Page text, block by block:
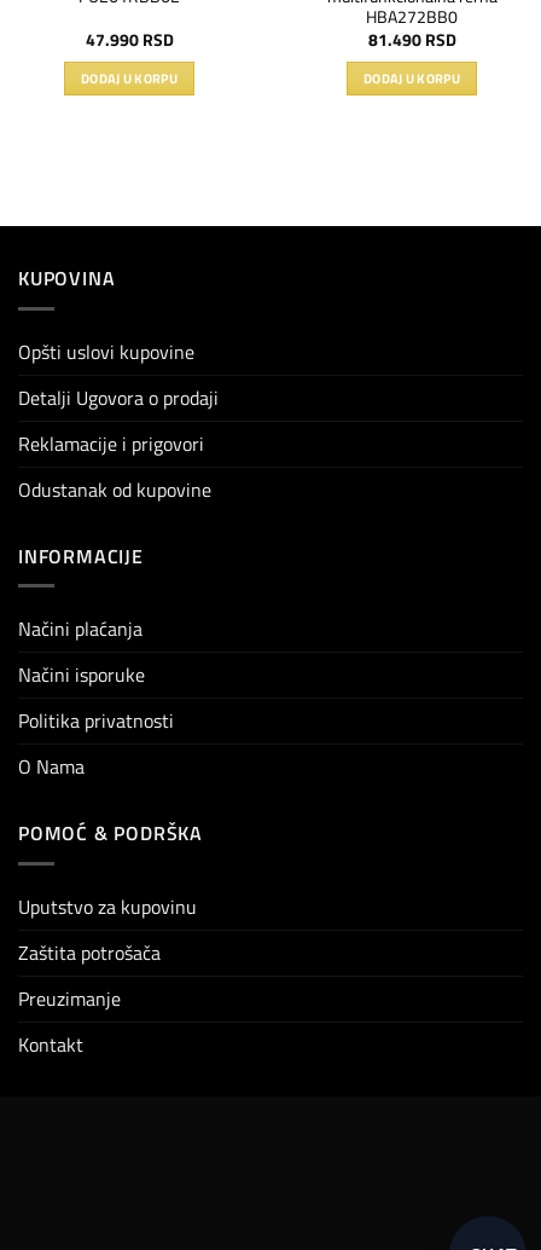
47.990 RSD
DODAJ U KORPU
HBA272BB0
81.490 RSD
DODAJ U KORPU
KUPOVINA
Opšti uslovi kupovine
Detalji Ugovora o prodaji
Reklamacije i prigovori
Odustanak od kupovine
INFORMACIJE
Načini plaćanja
Načini isporuke
Politika privatnosti
O Nama
POMOĆ & PODRŠKA
Uputstvo za kupovinu
Zaštita potrošača
Preuzimanje
Kontakt